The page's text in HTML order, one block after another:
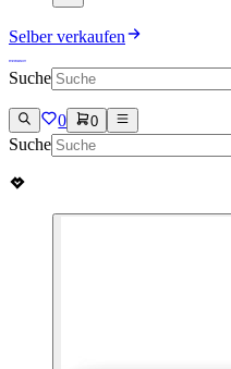
Selber verkaufen
Suche
0 0
Suche